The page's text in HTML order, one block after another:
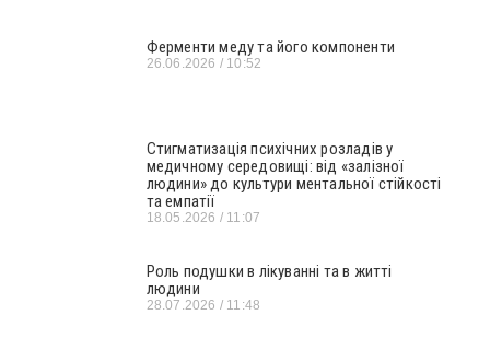
Ферменти меду та його компоненти
26.06.2026 10:52
Стигматизація психічних розладів у
медичному середовищі: від «залізної
людини» до культури ментальної стійкості
та емпатії
18.05.2026 11:07
Роль подушки в лікуванні та в житті
людини
28.07.2026 11:48